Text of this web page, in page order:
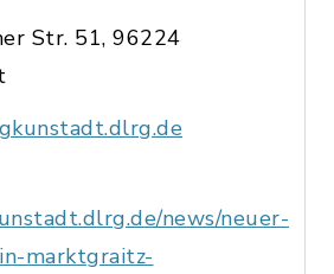
Str. 51, 96224
news/neuer-
marktgraitz-